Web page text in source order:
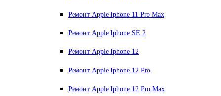
Ремонт Apple Iphone 11 Pro Max
Ремонт Apple Iphone SE 2
Ремонт Apple Iphone 12
Ремонт Apple Iphone 12 Pro
Ремонт Apple Iphone 12 Pro Max